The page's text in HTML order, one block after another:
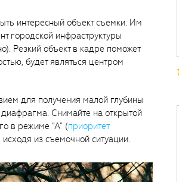
интересный объект съемки. Им
городской инфраструктуры
Резкий объект в кадре поможет
будет являться центром
для получения малой глубины
диафрагма. Снимайте на открытой
в режиме “А” (приоритет
из съемочной ситуации.